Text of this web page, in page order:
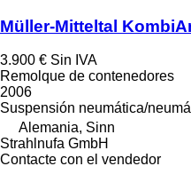
Müller-Mitteltal
3.900 € Sin IVA
Remolque de contenedores
2006
Suspensión neumática/
Alemania, Sinn
Strahlnufa GmbH
Contacte con el vendedor